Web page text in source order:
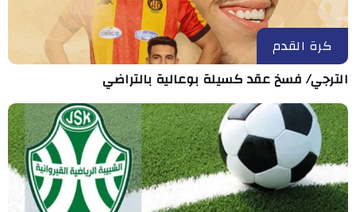
كرة القدم
الترجي/ فسخ عقد كسيلة بوعالية بالتراضي